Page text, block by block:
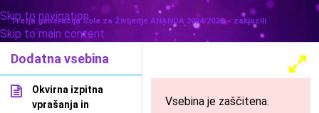
Skip to navigation
Skip to main content
MENU
Dodatna vsebina
Okvirna izpitna
vprašanja in
Tretja generacija Šole za Življenje ANANDA 2024/2025 – zakjucili
Vsebina je zaščitena.